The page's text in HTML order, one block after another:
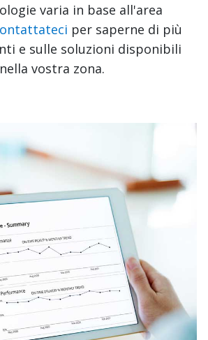
varia in base all'area
per saperne di più
e sulle soluzioni disponibili
nella vostra zona.